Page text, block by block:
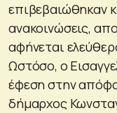
επιβεβαιώθηκαν
ανακοινώσεις,
αφήνεται
Ωστόσο, ο
έφεση στην
δήμαρχος